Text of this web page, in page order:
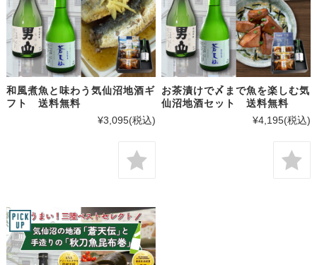
和風煮魚と味わう気仙沼地酒ギ
フト 送料無料
¥3,095(税込)
お茶漬けで〆まで魚を楽しむ気
仙沼地酒セット 送料無料
¥4,195(税込)